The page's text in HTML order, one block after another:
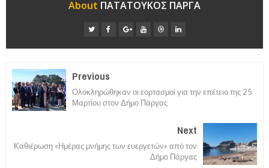
About ΠΑΤΑΤΟΥΚΟΣ ΠΑΡΓΑ
Previous
Ολοκληρώθηκαν οι εορτασμοί για την επέτειο της 25
Μαρτίου στον Δήμο Πάργας
Next
Καθιέρωση «Ημέρας μνήμης των ευεργετών» από τον
Δήμο Πάργας